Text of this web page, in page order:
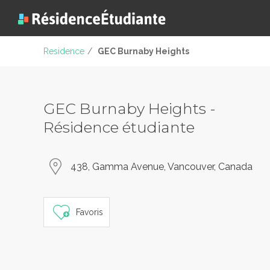
Residence / GEC Burnaby Heights
GEC Burnaby Heights -
Résidence étudiante
438, Gamma Avenue, Vancouver, Canada
Favoris